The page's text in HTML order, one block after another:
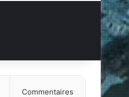
Commentaires